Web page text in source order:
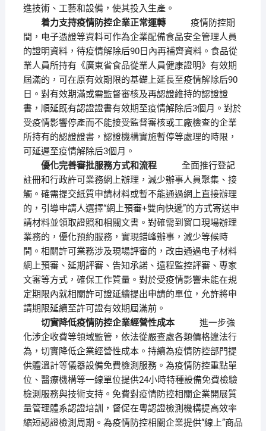
進技術、工藝和設備，使其投入生產。
着力支持疫情防控企業正常運轉疫情防控期
間，电子憑證等資料可作為企業配備食品安全管理人員
的證明資料，待疫情解除后90日內再補齊資料。食品從
業人員所持有《廣東省食品從業人員健康證明》有效期
屆滿的，可在原有效期限的基礎上延長至疫情解除后90
日。對有效期滿或需監督審核及再認證維持的認證證
書，順延既有認證證書有效期至疫情解除后3個月。對於
受疫情影響停產而不能接受監督審核或工廠檢查的企業
所持有的認證證書，認證機構實施暫停等處理的時限，
可延遲至疫情解除后3個月。
優化完善審批服務方式和流程全面推行登記
註冊和行政許可業務網上辦理，減少辦事人員聚集、接
觸。確需提交紙質申請材料或暫不能通過網上直接辦理
的，引導申請人選擇“網上預審+雙向快遞”的方式寄送申
請材料並領取證照和相關文書。對確需到窗口現場辦理
業務的，優化預約服務，實現錯峰辦事，減少等候時
間。相關許可業務涉及現場評審的，改由通過电子材料
網上預審、延期評審、告知承諾、遠程監控評審、專家
文審等方式，確保工作質量。對於受疫情影響未能在規
定期限內就相關許可證延續提出申請的單位，允許將申
請期限延續至許可證有效期屆滿前。
切實降低疫情防控企業經營性成本進一步強
化涉企收費等領域監管，依法從嚴查處各類價格違法行
為，切實降低企業經營性成本。持續為疫情防控部門提
供體溫計等儀器設備免費檢測服務。為疫情防控重點單
位、醫療機構等一線單位提供24小時特種設備免費檢驗
檢測服務與技術支持。免費對疫情防控相關企業開展質
量管理體系認證培訓，督促在粵認證檢測機構提高效率
縮短認證檢測周期。為疫情防控相關企業提供“線上”商品